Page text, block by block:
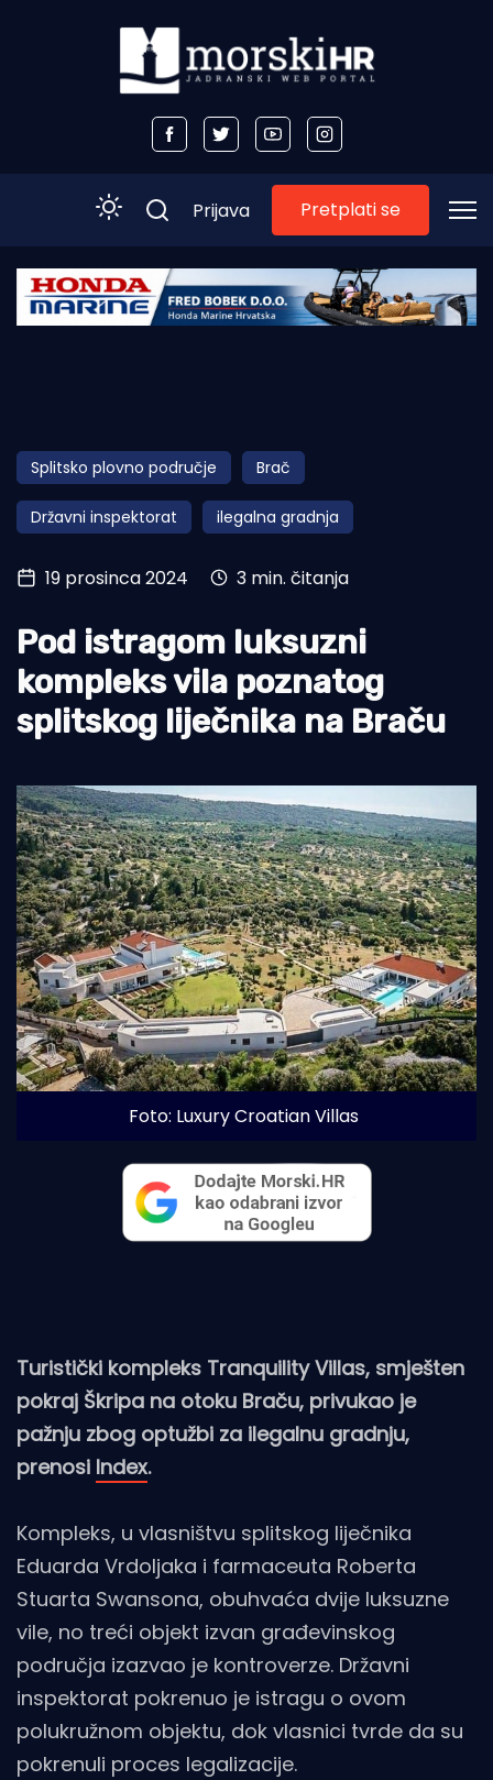
Početna
Obala
Otoci
Turizam i nautika
Pomorstvo
Ekologija
Tradicija i kultura
Prijava Pretplati se
Splitsko plovno područje Brač
Državni inspektorat ilegalna gradnja
19 prosinca 2024 3 min. čitanja
Pod istragom luksuzni
kompleks vila poznatog
splitskog liječnika na Braču
Foto: Luxury Croatian Villas
Turistički kompleks Tranquility Villas, smješten
pokraj Škripa na otoku Braču, privukao je
pažnju zbog optužbi za ilegalnu gradnju,
prenosi Index.
Kompleks, u vlasništvu splitskog liječnika
Eduarda Vrdoljaka i farmaceuta Roberta
Stuarta Swansona, obuhvaća dvije luksuzne
vile, no treći objekt izvan građevinskog
područja izazvao je kontroverze. Državni
inspektorat pokrenuo je istragu o ovom
polukružnom objektu, dok vlasnici tvrde da su
pokrenuli proces legalizacije.